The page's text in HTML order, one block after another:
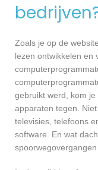
Zoals je op de
lezen ontwikkelen en
gebruikt werd, kom
apparaten tegen.
televisies, telefoons
software. En wat